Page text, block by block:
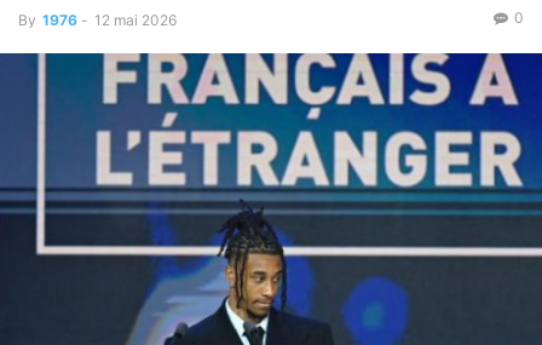
By 1976 - 12 mai 2026 0